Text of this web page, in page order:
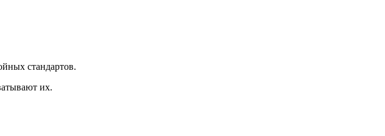
стандартов.
их.